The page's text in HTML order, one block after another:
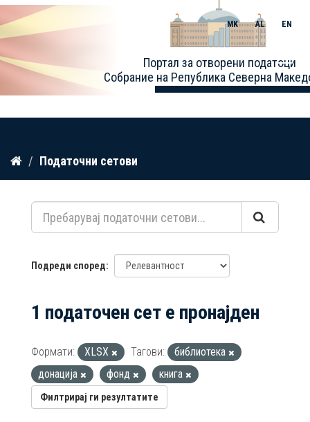
Прескокнете
содржина
Портал за отворени податоци
Собрание на Република Северна
MK AL EN
Toggle
Податочни сетови
Подреди според
1 податочен сет е пронајден
Формати: XLSX Тагови:
библиотека
донација
фонд книга
Филтрирај ги резултатите